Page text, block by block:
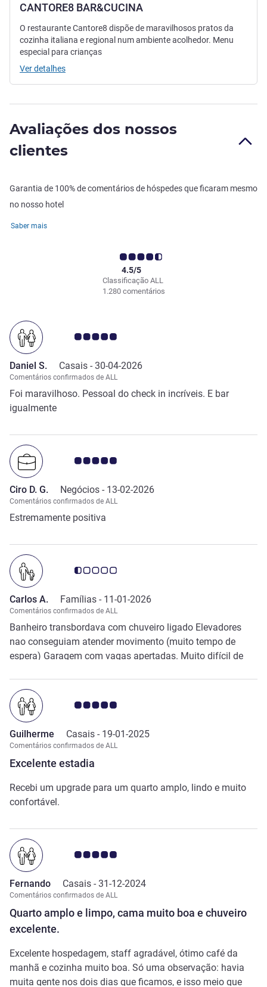
CANTORE8 BAR&CUCINA
O restaurante Cantore8 dispõe de maravilhosos pratos da
cozinha italiana e regional num ambiente acolhedor. Menu
especial para crianças
Ver detalhes
Avaliações dos nossos
clientes
Garantia de 100% de comentários de hóspedes que ficaram mesmo
no nosso hotel
Saber mais
Classificação ALL
4.5/5
1.280 comentários
Nota clientes Avis 5.0/5
Daniel S. Casais - 30-04-2026
Comentários confirmados de ALL
Foi maravilhoso. Pessoal do check in incríveis. E bar
igualmente
Nota clientes Avis 5.0/5
Ciro D. G. Negócios - 13-02-2026
Comentários confirmados de ALL
Estremamente positiva
Nota clientes Avis 0.5/5
Carlos A. Famílias - 11-01-2026
Comentários confirmados de ALL
Banheiro transbordava com chuveiro ligado Elevadores
nao conseguiam atender movimento (muito tempo de
espera) Garagem com vagas apertadas. Muito difícil de
Excelente estadia
Nota clientes Avis 5.0/5
Guilherme Casais - 19-01-2025
Comentários confirmados de ALL
Recebi um upgrade para um quarto amplo, lindo e muito
confortável.
Quarto amplo e limpo, cama muito boa e chuveiro
excelente.
Nota clientes Avis 5.0/5
Fernando Casais - 31-12-2024
Comentários confirmados de ALL
Excelente hospedagem, staff agradável, ótimo café da
manhã e cozinha muito boa. Só uma observação: havia
muita gente nos dois dias que ficamos, e isso meio que